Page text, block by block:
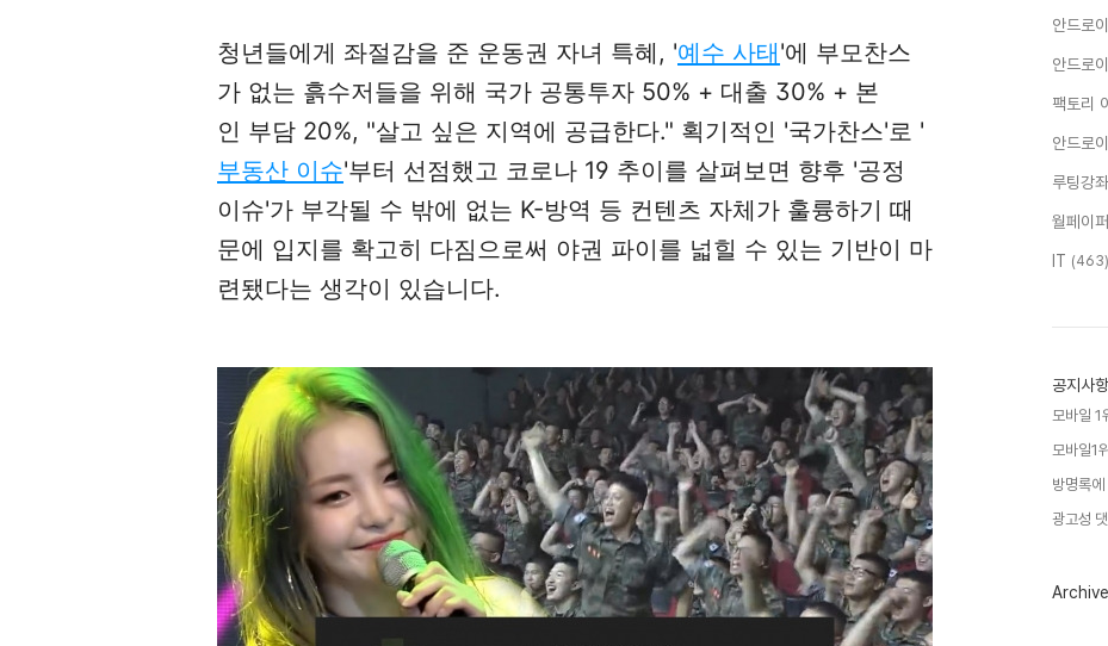
청년들에게 좌절감을 준 운동권 자녀 특혜, '예수 사태'에 부모찬스
가 없는 흙수저들을 위해 국가 공통투자 50% + 대출 30% + 본
인 부담 20%, "살고 싶은 지역에 공급한다." 획기적인 '국가찬스'로 '
부동산 이슈'부터 선점했고 코로나 19 추이를 살펴보면 향후 '공정
이슈'가 부각될 수 밖에 없는 K-방역 등 컨텐츠 자체가 훌륭하기 때
문에 입지를 확고히 다짐으로써 야권 파이를 넓힐 수 있는 기반이 마
련됐다는 생각이 있습니다.
안드로
안드로
팩토리
안드로
루팅강좌
월페이퍼
IT (463)
공지사항
모바일 1
모바일1
방명록
광고성